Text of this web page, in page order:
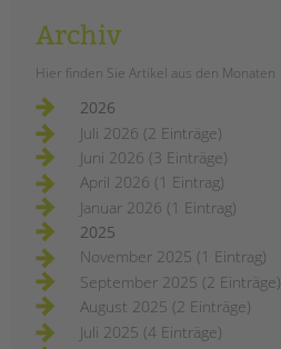
Archiv
Hier finden Sie Artikel aus den Monaten
2026
Juli 2026 (2 Einträge)
Juni 2026 (3 Einträge)
April 2026 (1 Eintrag)
Januar 2026 (1 Eintrag)
2025
November 2025 (1 Eintrag)
September 2025 (2 Einträge)
August 2025 (2 Einträge)
Juli 2025 (4 Einträge)